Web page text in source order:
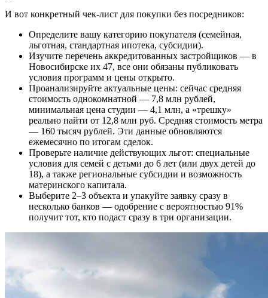
И вот конкретный чек-лист для покупки без посредников:
Определите вашу категорию покупателя (семейная,
льготная, стандартная ипотека, субсидии).
Изучите перечень аккредитованных застройщиков — в
Новосибирске их 47, все они обязаны публиковать
условия программ и цены открыто.
Проанализируйте актуальные цены: сейчас средняя
стоимость однокомнатной — 7,8 млн рублей,
минимальная цена студии — 4,1 млн, а «трешку»
реально найти от 12,8 млн руб. Средняя стоимость метра
— 160 тысяч рублей. Эти данные обновляются
ежемесячно по итогам сделок.
Проверьте наличие действующих льгот: специальные
условия для семей с детьми до 6 лет (или двух детей до
18), а также региональные субсидии и возможность
материнского капитала.
Выберите 2–3 объекта и упакуйте заявку сразу в
несколько банков — одобрение с вероятностью 91%
получит тот, кто подаст сразу в три организации.